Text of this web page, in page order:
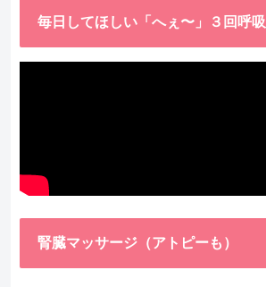
毎日してほしい「へぇ〜」３回呼吸
腎臓マッサージ（アトピーも）